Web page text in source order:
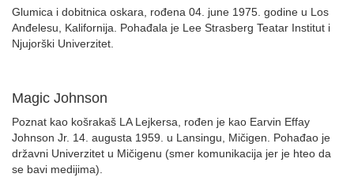
Glumica i dobitnica oskara, rođena 04. june 1975. godine u Los
Anđelesu, Kalifornija. Pohađala je Lee Strasberg Teatar Institut i
Njujorški Univerzitet.
Magic Johnson
Poznat kao košrakaš LA Lejkersa, rođen je kao Earvin Effay
Johnson Jr. 14. augusta 1959. u Lansingu, Mičigen. Pohađao je
državni Univerzitet u Mičigenu (smer komunikacija jer je hteo da
se bavi medijima).